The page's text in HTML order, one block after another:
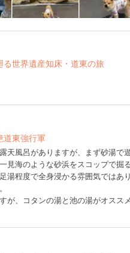
る世界遺産知床・道東の旅
道東強行軍
天風呂がありますが、まず砂湯で
見海のような砂浜をスコップで掘
湯程度で全身浸かる雰囲気ではあ
が、コタンの湯と池の湯がオススメ